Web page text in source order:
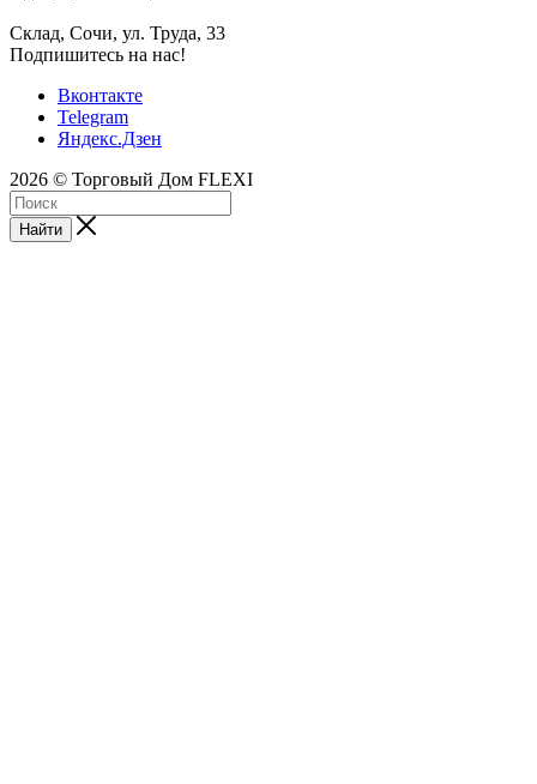
Склад, Сочи, ул. Труда, 33
Подпишитесь на нас!
Вконтакте
Telegram
Яндекс.Дзен
2026 © Торговый Дом FLEXI
Найти